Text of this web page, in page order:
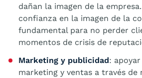
dañan la imagen de la
confianza en la imagen de la
fundamental para no perder
momentos de crisis de
Marketing y publicidad:
marketing y ventas a través de